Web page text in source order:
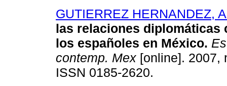
GUTIERREZ HERNANDEZ,
las relaciones diplomáticas
los españoles en México.
contemp. Mex [online]. 2007,
ISSN 0185-2620.